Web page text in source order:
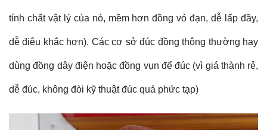
tính chất vật lý của nó, mềm hơn đồng vỏ đạn, dễ lấp đầy,
dễ điêu khắc hơn). Các cơ sở đúc đồng thông thường hay
dùng đồng dây điện hoặc đồng vụn để đúc (vì giá thành rẻ,
dễ đúc, không đòi kỹ thuật đúc quá phức tạp)